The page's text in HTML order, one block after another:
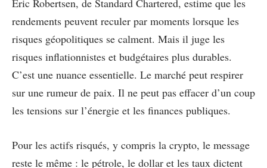
rendements peuvent reculer par moments lorsque les
risques géopolitiques se calment. Mais il juge les
risques inflationnistes et budgétaires plus durables.
C’est une nuance essentielle. Le marché peut respirer
sur une rumeur de paix. Il ne peut pas effacer d’un coup
les tensions sur l’énergie et les finances publiques.
Pour les actifs risqués, y compris la crypto, le message
reste le même : le pétrole, le dollar et les taux dictent